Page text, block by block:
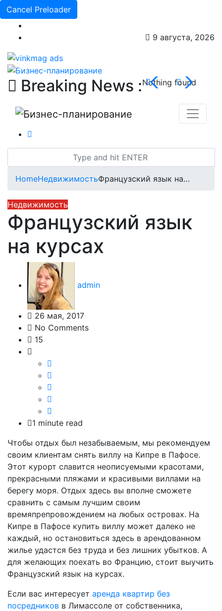
Cancel Preloader
9 августа, 2026
Breaking News :Nothing found
HomeНедвижимостьФранцузский язык на…
Недвижимость
Французский язык
на курсах
admin
26 мая, 2017
No Comments
15
1 minute read
Чтобы отдых был незабываемым, мы рекомендуем
своим клиентам снять виллу на Кипре в Пафосе.
Этот курорт славится неописуемыми красотами,
прекрасными пляжами и красивыми виллами на
берегу моря. Отдых здесь вы вполне сможете
сравнить с самым лучшим своим
времяпрепровождением на любых островах. На
Кипре в Пафосе купить виллу может далеко не
каждый, но остановиться здесь в арендованном
жилье удастся без труда и без лишних убытков. А
для желающих поехать во Францию, стоит выучить
Французский язык на курсах.
Если вас интересует аренда квартир без
посредников в Лимассоле от собственника,